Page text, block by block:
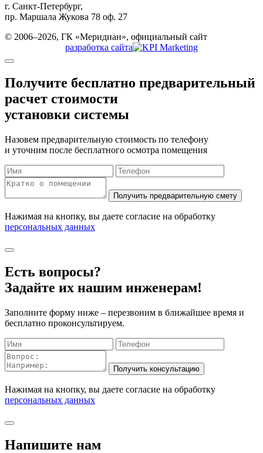
г. Санкт-Петербург,
пр. Маршала Жукова 78 оф. 27
© 2006–2026, ГК «Меридиан», официальный сайт
разработка сайта
Получите бесплатно предварительный
расчет стоимости
установки системы
Назовем предварительную стоимость по телефону
и уточним после бесплатного осмотра помещения
Нажимая на кнопку, вы даете согласие на обработку
персональных данных
Есть вопросы?
Задайте их нашим инженерам!
Заполните форму ниже – перезвоним в ближайшее время и
бесплатно проконсультируем.
Нажимая на кнопку, вы даете согласие на обработку
персональных данных
Напишите нам